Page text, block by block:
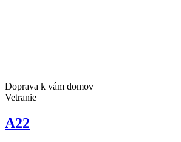
Doprava k vám domov
Vetranie
A22